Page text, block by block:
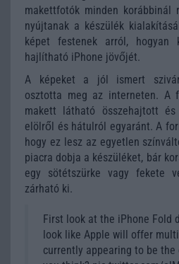
makettfotók minden korábbinál
nyújtanak a készülék
képet festenek arról,
hajlítható iPhone jövőjét.
A képeket a jól ismert
osztotta meg az interneten. A
makett látható összehajtott
elölről és hátulról egyaránt. A
hogy ez lesz az egyetlen
piacra dobja a készüléket, bár
egy sötétszürke vagy fekete
zárható ki.
First look at the iPhone Fold
look like Apple will offer
currently appearing to be